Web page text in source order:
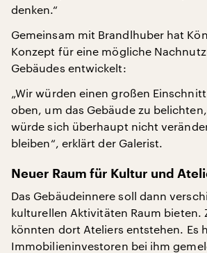
denken.“
Gemeinsam mit Brandlhuber hat
Konzept für eine mögliche
Gebäudes entwickelt:
„Wir würden einen großen
oben, um das Gebäude zu
würde sich überhaupt nicht
bleiben“, erklärt der Galerist.
Neuer Raum für Kultur und
Das Gebäudeinnere soll dann
kulturellen Aktivitäten Raum bieten.
könnten dort Ateliers entstehen. Es
Immobilieninvestoren bei ihm